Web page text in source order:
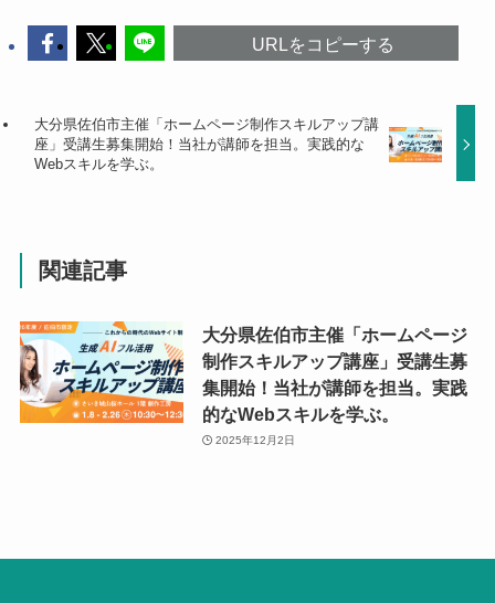
URLをコピーする
大分県佐伯市主催「ホームページ制作スキルアップ講
座」受講生募集開始！当社が講師を担当。実践的な
Webスキルを学ぶ。
関連記事
大分県佐伯市主催「ホームページ
制作スキルアップ講座」受講生募
集開始！当社が講師を担当。実践
的なWebスキルを学ぶ。
2025年12月2日